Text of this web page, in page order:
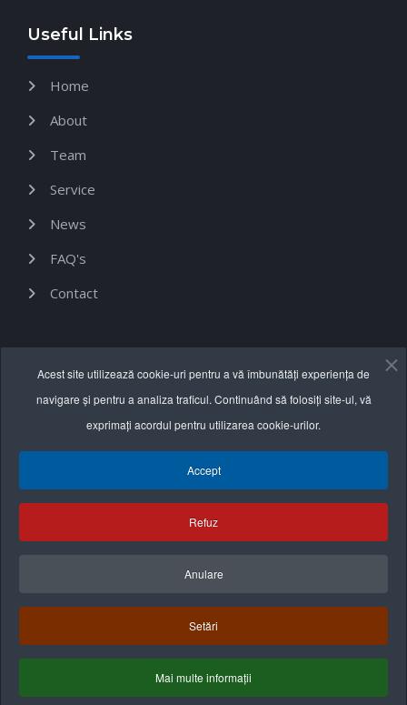
Useful Links
Home
About
Team
Service
News
FAQ's
Contact
Politica de confidențialitate
Termeni & CondiţiiPolitica de confidenţialitate
Acest site utilizează cookie-uri pentru a vă îmbunătăți experiența de
navigare și pentru a analiza traficul. Continuând să folosiți site-ul, vă
exprimați acordul pentru utilizarea cookie-urilor.
Accept
Refuz
Anulare
Setări
Mai multe informații